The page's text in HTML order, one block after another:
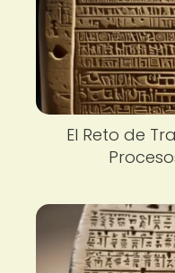
El Reto de